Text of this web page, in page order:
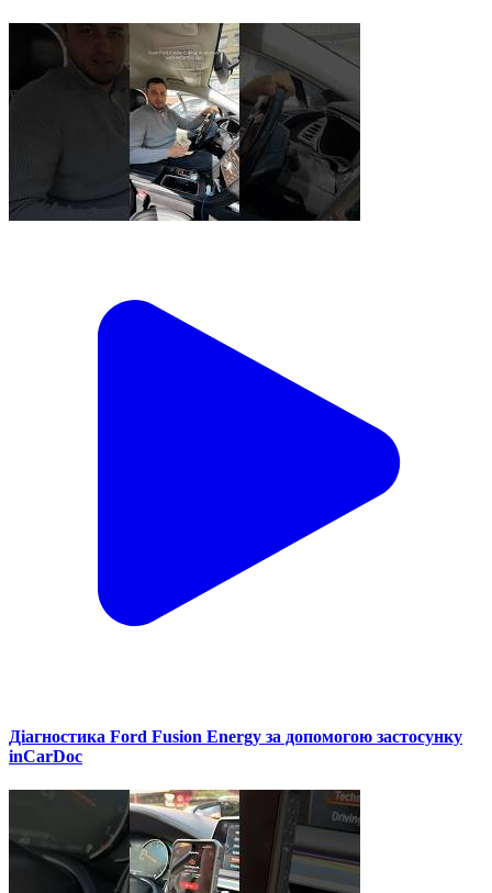
Діагностика Ford Fusion Energy за допомогою застосунку
inCarDoc